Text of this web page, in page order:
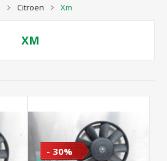
Citroen Xm
XM
- 30%